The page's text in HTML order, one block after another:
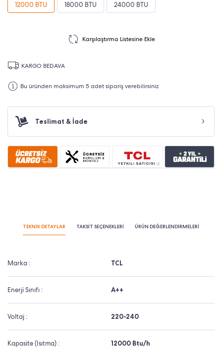
12000 BTU 18000 BTU 24000 BTU
Karşılaştırma Listesine Ekle
KARGO BEDAVA
Bu üründen maksimum 5 adet sipariş verebilirsiniz
Teslimat & İade
TEKNİK DETAYLAR TAKSİT SEÇENEKLERİ ÜRÜN DEĞERLENDİRMELERİ
Marka : TCL
Enerji Sınıfı : A++
Voltaj : 220-240
Kapasite (Isıtma) : 12000 Btu/h